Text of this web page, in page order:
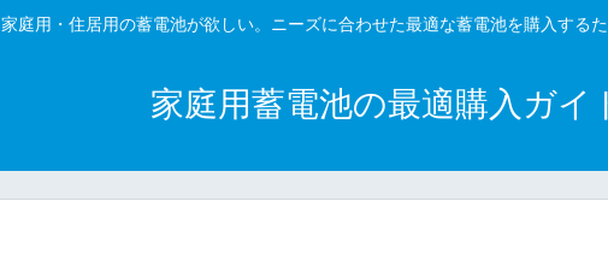
家庭用・住居用の蓄電池が欲しい。ニーズに合わせた最適な蓄電池を購入するた
家庭用蓄電池の最適購入ガイ